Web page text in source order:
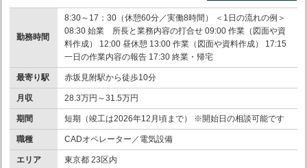
勤務時間
8:30～17：30（休憩60分／実働8時間） ＜1日の流れの例＞
08:30 始業 所長と業務内容の打合せ 09:00 作業（図面や資
料作成） 12:00 昼休憩 13:00 作業（図面や資料作成） 17:15
一日の作業内容の報告 17:30 終業・帰宅
最寄り駅 赤坂見附駅から徒歩10分
月収 28.3万円～31.5万円
期間 短期（竣工は2026年12月頃まで） ※開始日の相談可能です
職種 CADオペレーター／電気設備
エリア 東京都 23区内